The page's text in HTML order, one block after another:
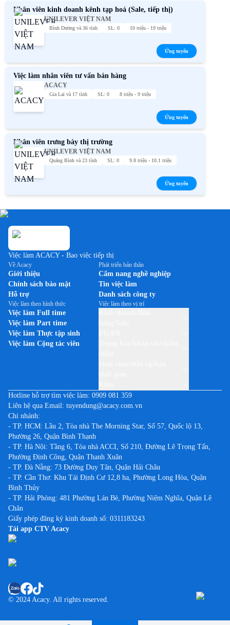
Nhân viên kinh doanh kênh tạp hoá (Sale, tiếp thị)
UNILEVER VIỆT NAM
Bình Dương và 36 tỉnh SL: 0 10 triệu - 19 triệu
Ứng tuyển
Việc làm nhân viên tư vấn bán hàng
ACACY
Gia Lai và 17 tỉnh SL: 0 8 triệu - 9 triệu
Ứng tuyển
Nhân viên trưng bày thị trường
UNILEVER VIỆT NAM
Quảng Bình và 23 tỉnh SL: 0 9.8 triệu - 10.1 triệu
Ứng tuyển
Việc làm ACACY - Bao việc tiếp thị
Về Acacy
Giới thiệu
Chính sách bảo mật
Hỗ trợ
Phát triển bản thân
Cẩm nang nghề nghiệp
Tin việc làm
Danh sách công ty
Việc làm theo hình thức
Việc làm Full time
Việc làm Part time
Việc làm Thực tập sinh
Việc làm Cộng tác viên
Việc làm theo vị trí
Hotline hỗ trợ tìm việc làm: 0909 081 359
Liên hệ qua Email: tuyendung@acacy.com.vn
Chi nhánh:
- TP. HCM: Lầu 2, Tòa nhà The Morning Star, Số 57, Quốc lộ 13,
Phường 26, Quận Bình Thạnh
- TP. Hà Nội: Tầng 6, Tòa nhà ACCI, Số 210, Đường Lê Trọng Tấn,
Phường Định Công, Quận Thanh Xuân
- TP. Đà Nẵng: 73 Đường Duy Tân, Quận Hải Châu
- TP. Cần Thơ: Khu Tái Định Cư 12,8 ha, Phường Long Hòa, Quận
Bình Thủy
- TP. Hải Phòng: 481 Phường Lán Bè, Phường Niệm Nghĩa, Quận Lê
Chân
Giấy phép đăng ký kinh doanh số: 0311183243
Tải app CTV Acacy
© 2024 Acacy. All rights reserved.